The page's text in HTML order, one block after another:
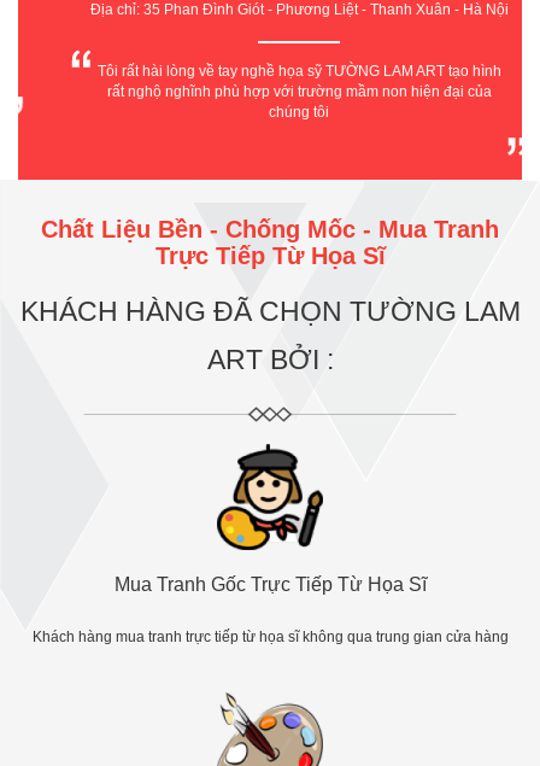
Địa chỉ: 35 Phan Đình Giót - Phương Liệt - Thanh Xuân - Hà Nội
Tôi rất hài lòng về tay nghề họa sỹ TƯỜNG LAM ART tạo hình
rất nghộ nghĩnh phù hợp với trường mầm non hiện đại của
chúng tôi
Chất Liệu Bền - Chống Mốc - Mua Tranh
Trực Tiếp Từ Họa Sĩ
KHÁCH HÀNG ĐÃ CHỌN TƯỜNG LAM
ART BỞI :
Mua Tranh Gốc Trực Tiếp Từ Họa Sĩ
Khách hàng mua tranh trực tiếp từ họa sĩ không qua trung gian cửa hàng